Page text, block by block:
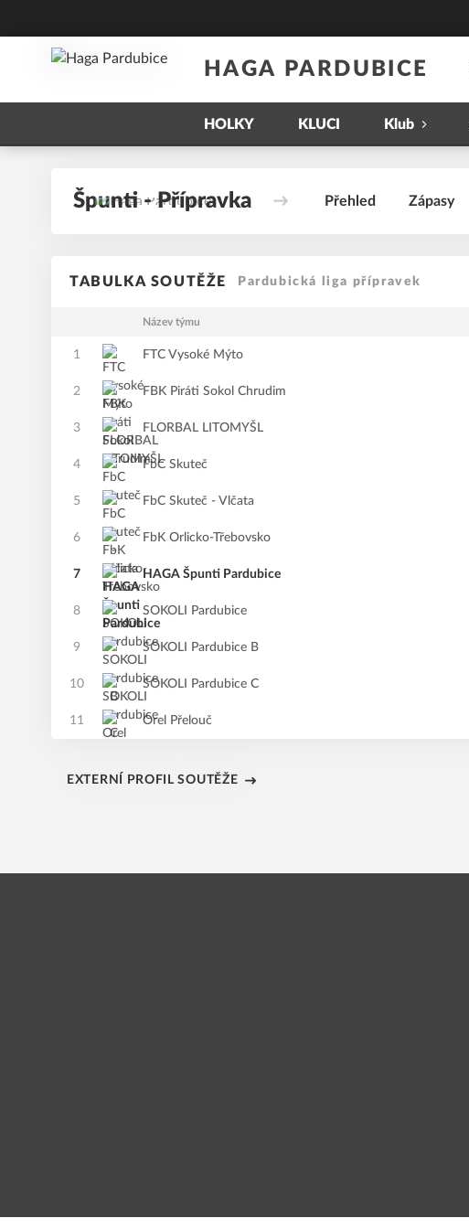
HAGA PARDUBICE
HOLKY KLUCI Klub
Špunti - Přípravka Přehled Zápasy
TABULKA SOUTĚŽE Pardubická liga přípravek
Název týmu
1 FTC Vysoké Mýto
2 FBK Piráti Sokol Chrudim
3 FLORBAL LITOMYŠL
4 FbC Skuteč
5 FbC Skuteč - Vlčata
6 FbK Orlicko-Třebovsko
7 HAGA Špunti Pardubice
8 SOKOLI Pardubice
9 SOKOLI Pardubice B
10 SOKOLI Pardubice C
11 Orel Přelouč
EXTERNÍ PROFIL SOUTĚŽE